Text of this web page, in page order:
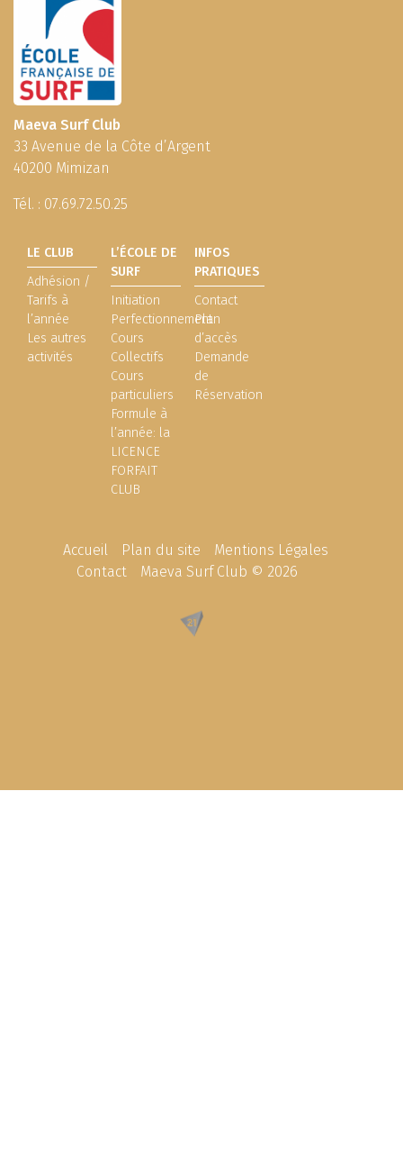
Maeva Surf Club
33 Avenue de la Côte d’Argent
40200 Mimizan
Tél. : 07.69.72.50.25
LE CLUB
Adhésion /
Tarifs à
l’année
Les autres
activités
L’ÉCOLE DE
SURF
Initiation
Perfectionnement
Cours
Collectifs
Cours
particuliers
Formule à
l’année: la
LICENCE
FORFAIT
CLUB
INFOS
PRATIQUES
Contact
Plan
d’accès
Demande
de
Réservation
Accueil Plan du site
Mentions Légales
Contact
Maeva Surf Club © 2026